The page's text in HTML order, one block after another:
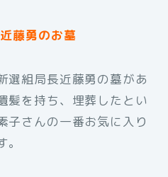
藤勇のお墓
選組局長近藤勇の墓があ
髪を持ち、埋葬したとい
子さんの一番お気に入り